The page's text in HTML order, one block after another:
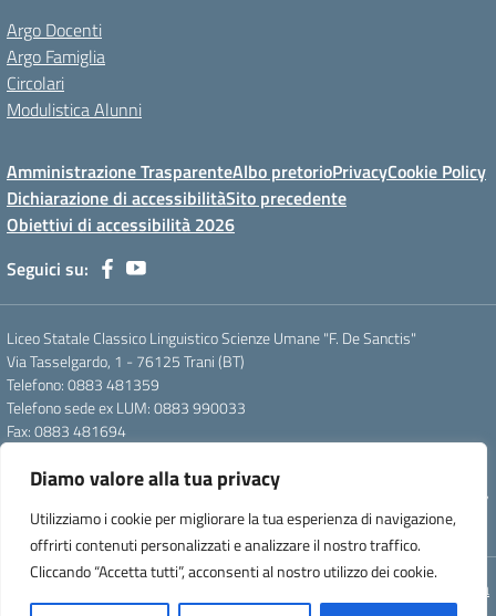
Diamo valore alla tua privacy
Utilizziamo i cookie per migliorare la tua esperienza di navigazione,
offrirti contenuti personalizzati e analizzare il nostro traffico.
Cliccando “Accetta tutti”, acconsenti al nostro utilizzo dei cookie.
Argo Docenti
Argo Famiglia
Circolari
Modulistica Alunni
Amministrazione TrasparenteAlbo pretorioPrivacyCookie Policy
Dichiarazione di accessibilitàSito precedente
Obiettivi di accessibilità 2026
Seguici su:
Liceo Statale Classico Linguistico Scienze Umane "F. De Sanctis"
Via Tasselgardo, 1 - 76125 Trani (BT)
Telefono: 0883 481359
Telefono sede ex LUM: 0883 990033
Fax: 0883 481694
Pec: btpc210007@pec.istruzione.it
Codice Meccanografico: istsc_btpc210007 - Codice Fiscale: 92058830727
- Codice Univoco d'ufficio: UFG4S9
Concept & Design by Designers Italia